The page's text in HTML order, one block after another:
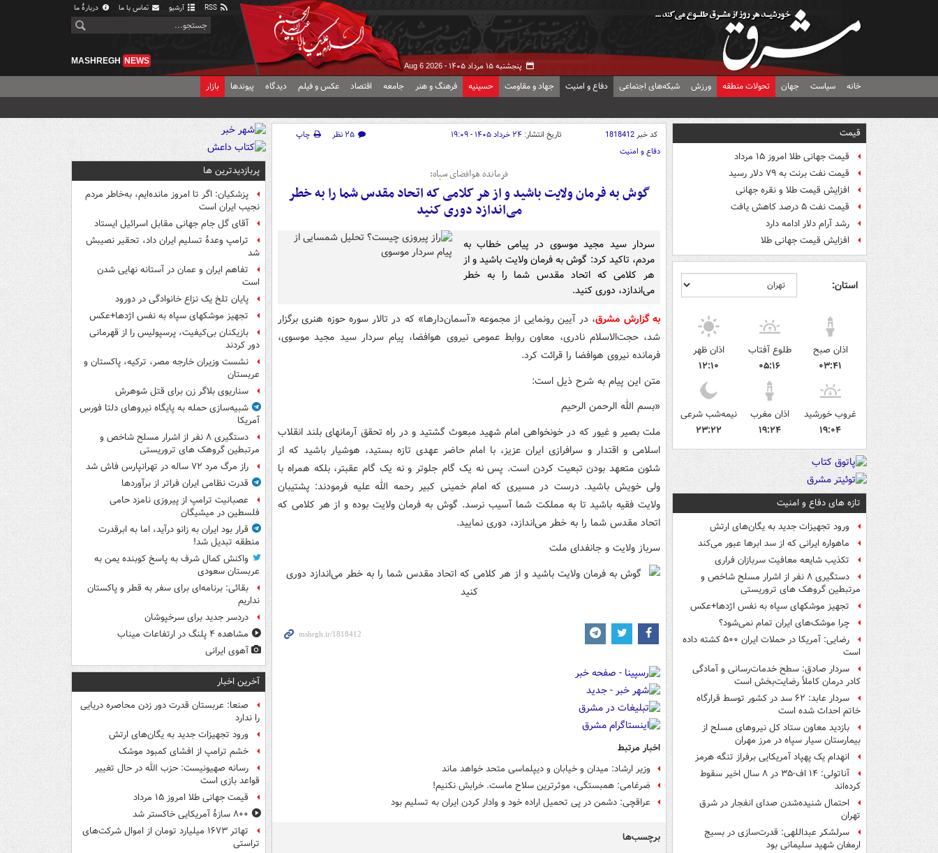
آرشیو تماس با ما دربارهٔ ما
پنجشنبه ۱۵ مرداد ۱۴۰۵ - Aug 6 2026
MASHREGH NEWS
خانه سیاست جهان تحولات منطقه ورزش شبکه‌های اجتماعی دفاع و امنیت جهاد و مقاومت حسینیه فرهنگ و هنر جامعه اقتصاد عکس و فیلم دیدگاه پیوندها بازار
قیمت
قیمت جهانی طلا امروز ۱۵ مرداد
قیمت نفت برنت به ۷۹ دلار رسید
افزایش قیمت طلا و نقره جهانی
قیمت نفت ۵ درصد کاهش یافت
رشد آرام دلار ادامه دارد
افزایش قیمت جهانی طلا
استان:
اذان صبح
۰۳:۴۱
طلوع آفتاب
۰۵:۱۶
اذان ظهر
۱۲:۱۰
غروب خورشید
۱۹:۰۴
اذان مغرب
۱۹:۲۴
نیمه‌شب شرعی
۲۳:۲۲
تازه های دفاع و امنیت
ورود تجهیزات جدید به یگان‌های ارتش
ماهواره ایرانی که از سد ابرها عبور می‌کند
تکذیب شایعه معافیت سربازان فراری
دستگیری ۸ نفر از اشرار مسلح شاخص و
مرتبطین گروهک های تروریستی
تجهیز موشکهای سپاه به نفس اژدها+عکس
چرا موشک‌های ایران تمام نمی‌شود؟
رضایی: آمریکا در حملات ایران ۵۰۰ کشته داده
است
سردار صادق: سطح خدمات‌رسانی و آمادگی
کادر درمان کاملاً رضایت‌بخش است
سردار عابد: ۶۲ سد در کشور توسط قرارگاه
خاتم احداث شده است
بازدید معاون ستاد کل نیروهای مسلح از
بیمارستان سیار سپاه در مرز مهران
انهدام یک پهپاد آمریکایی برفراز تنگه هرمز
آناتولی: ۱۴ اف-۳۵ در ۸ سال اخیر سقوط
کرده‌اند
احتمال شنیده‌شدن صدای انفجار در شرق
تهران
سرلشکر عبداللهی: قدرت‌سازی در بسیج
ارمغان شهید سلیمانی بود
کد خبر1818412 تاریخ انتشار: ۲۴ خرداد ۱۴۰۵ - ۱۹:۰۹ ۲۵ نظر
چاپ
دفاع و امنیت
فرمانده هوافضای سپاه:
گوش به فرمان ولایت باشید و از هر کلامی که اتحاد مقدس شما را به خطر
می‌اندازد دوری کنید
سردار سید مجید موسوی در پیامی خطاب به
مردم، تاکید کرد: گوش به فرمان ولایت باشید و از
هر کلامی که اتحاد مقدس شما را به خطر
می‌اندازد، دوری کنید.
به گزارش مشرق، در آیین رونمایی از مجموعه «آسمان‌دارها» که در تالار سوره حوزه هنری برگزار
شد، حجت‌الاسلام نادری، معاون روابط عمومی نیروی هوافضا، پیام سردار سید مجید موسوی،
فرمانده نیروی هوافضا را قرائت کرد.
متن این پیام به شرح ذیل است:
«بسم الله الرحمن الرحیم
ملت بصیر و غیور که در خونخواهی امام شهید مبعوث گشتید و در راه تحقق آرمانهای بلند انقلاب
اسلامی و اقتدار و سرافرازی ایران عزیز، با امام حاضر عهدی تازه بستید، هوشیار باشید که از
شئون متعهد بودن تبعیت کردن است. پس نه یک گام جلوتر و نه یک گام عقبتر، بلکه همراه با
ولی خویش باشید. درست در مسیری که امام خمینی کبیر رحمه الله علیه فرمودند: پشتیبان
ولایت فقیه باشید تا به مملکت شما آسیب نرسد. گوش به فرمان ولایت بوده و از هر کلامی که
اتحاد مقدس شما را به خطر می‌اندازد، دوری نمایید.
سرباز ولایت و جانفدای ملت
اخبار مرتبط
وزیر ارشاد: میدان و خیابان و دیپلماسی متحد خواهد ماند
ضرغامی: همبستگی، موثرترین سلاح ماست. خرابش نکنیم!
عراقچی: دشمن در پی تحمیل اراده خود و وادار کردن ایران به تسلیم بود
برچسب‌ها
پربازدیدترین ها
پزشکیان: اگر تا امروز مانده‌ایم، به‌خاطر مردم
نجیب ایران است
آقای گل جام جهانی مقابل اسرائیل ایستاد
ترامپ وعدۀ تسلیم ایران داد، تحقیر نصیبش
شد
تفاهم ایران و عمان در آستانه نهایی شدن
است
پایان تلخ یک نزاع خانوادگی در دورود
تجهیز موشکهای سپاه به نفس اژدها+عکس
بازیکنان بی‌کیفیت، پرسپولیس را از قهرمانی
دور کردند
نشست وزیران خارجه مصر، ترکیه، پاکستان و
عربستان
سناریوی بلاگر زن برای قتل شوهرش
شبیه‌سازی حمله به پایگاه نیروهای دلتا فورس
آمریکا
دستگیری ۸ نفر از اشرار مسلح شاخص و
مرتبطین گروهک های تروریستی
راز مرگ مرد ۷۲ ساله در تهرانپارس فاش شد
قدرت نظامی ایران فراتر از برآوردها
عصبانیت ترامپ از پیروزی نامزد حامی
فلسطین در میشیگان
قرار بود ایران به زانو درآید، اما به ابرقدرت
منطقه تبدیل شد!
واکنش کمال شرف به پاسخ کوبنده یمن به
عربستان سعودی
بقائی: برنامه‌ای برای سفر به قطر و پاکستان
نداریم
دردسر جدید برای سرخپوشان
مشاهده ۴ پلنگ در ارتفاعات میناب
آهوی ایرانی
آخرین اخبار
صنعا: عربستان قدرت دور زدن محاصره دریایی
را ندارد
ورود تجهیزات جدید به یگان‌های ارتش
خشم ترامپ از افشای کمبود موشک
رسانه صهیونیست: حزب الله در حال تغییر
قواعد بازی است
قیمت جهانی طلا امروز ۱۵ مرداد
۸۰۰ سازۀ آمریکایی خاکستر شد
تهاتر ۱۶۷۳ میلیارد تومان از اموال شرکت‌های
تراستی